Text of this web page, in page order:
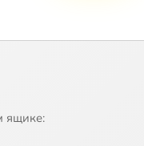
ящике: